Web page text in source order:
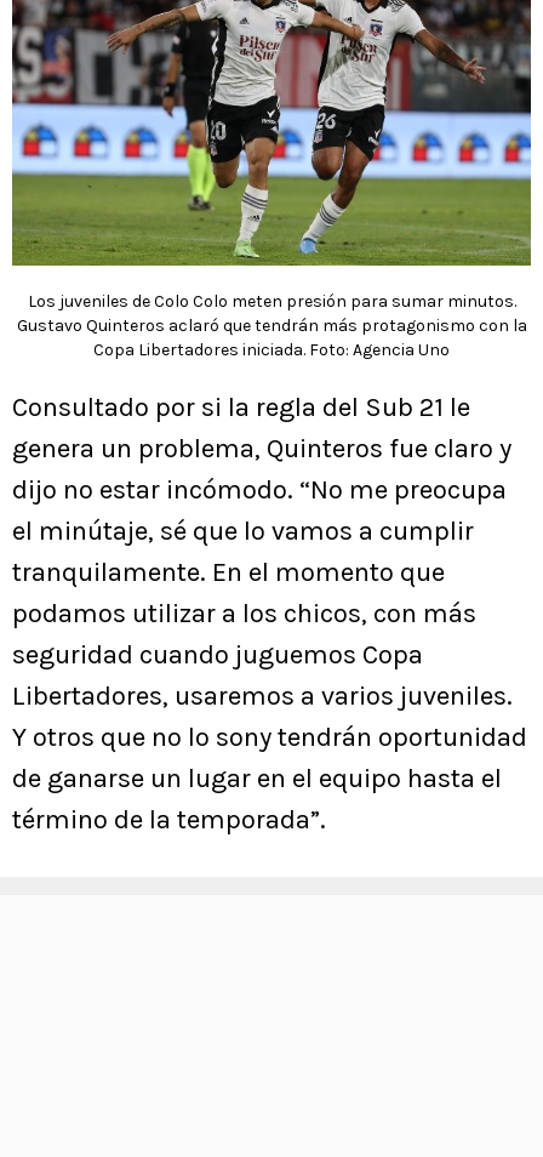
Los juveniles de Colo Colo meten presión para sumar minutos.
Gustavo Quinteros aclaró que tendrán más protagonismo con la
Copa Libertadores iniciada. Foto: Agencia Uno
Consultado por si la regla del Sub 21 le
genera un problema, Quinteros fue claro y
dijo no estar incómodo. “No me preocupa
el minútaje, sé que lo vamos a cumplir
tranquilamente. En el momento que
podamos utilizar a los chicos, con más
seguridad cuando juguemos Copa
Libertadores, usaremos a varios juveniles.
Y otros que no lo sony tendrán oportunidad
de ganarse un lugar en el equipo hasta el
término de la temporada”.